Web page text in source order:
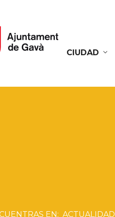
CIUDAD
ACTUALIDAD